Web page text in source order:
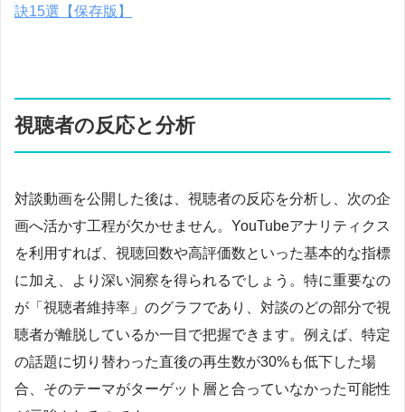
訣15選【保存版】
視聴者の反応と分析
対談動画を公開した後は、視聴者の反応を分析し、次の企
画へ活かす工程が欠かせません。YouTubeアナリティクス
を利用すれば、視聴回数や高評価数といった基本的な指標
に加え、より深い洞察を得られるでしょう。特に重要なの
が「視聴者維持率」のグラフであり、対談のどの部分で視
聴者が離脱しているか一目で把握できます。例えば、特定
の話題に切り替わった直後の再生数が30%も低下した場
合、そのテーマがターゲット層と合っていなかった可能性